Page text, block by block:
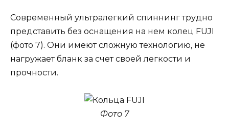
Современный ультралегкий спиннинг трудно
представить без оснащения на нем колец FUJI
(фото 7). Они имеют сложную технологию, не
нагружает бланк за счет своей легкости и
прочности.
Фото 7